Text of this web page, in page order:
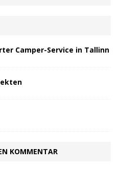
Camper-Service in Tallinn
KOMMENTAR